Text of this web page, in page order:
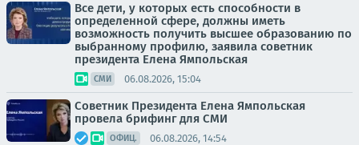
Все дети, у которых есть способности в
определенной сфере, должны иметь
возможность получить высшее образованию по
выбранному профилю, заявила советник
президента Елена Ямпольская
СМИ 06.08.2026, 15:04
Советник Президента Елена Ямпольская
провела брифинг для СМИ
ОФИЦ. 06.08.2026, 14:54